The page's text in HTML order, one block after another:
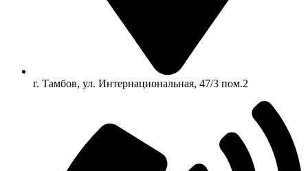
г. Тамбов, ул. Интернациональная, 47/3 пом.2